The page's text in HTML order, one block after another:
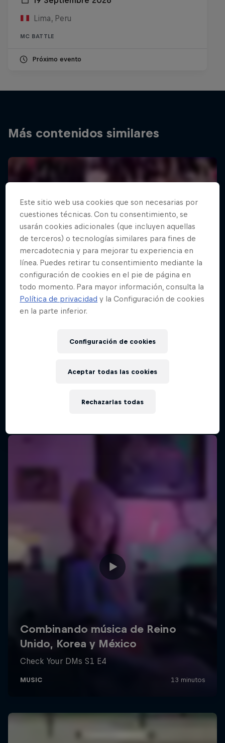
Lima, Peru
MC BATTLE
Próximo evento
Más contenidos similares
Este sitio web usa cookies que son necesarias por
cuestiones técnicas. Con tu consentimiento, se
usarán cookies adicionales (que incluyen aquellas
de terceros) o tecnologías similares para fines de
mercadotecnia y para mejorar tu experiencia en
línea. Puedes retirar tu consentimiento mediante la
configuración de cookies en el pie de página en
todo momento. Para mayor información, consulta la
Política de privacidad y la Configuración de cookies
en la parte inferior.
Configuración de cookies
Rechazarlas todas
Aceptar todas las cookies